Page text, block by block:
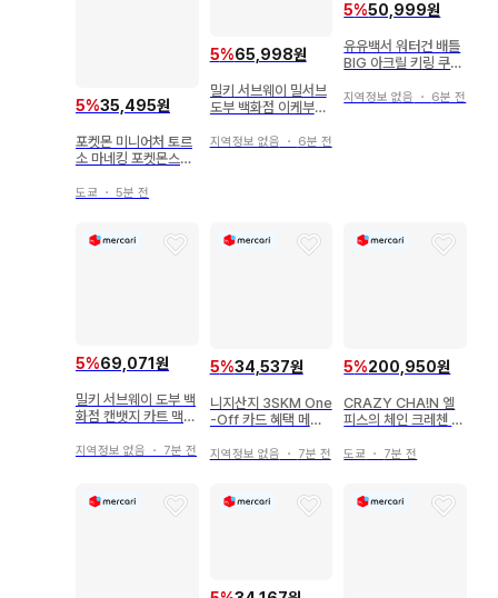
5%35,495원
포켓몬 미니어처 토르
소 마네킹 포켓몬스터
도쿄 ・ 5분 전
5%65,998원
밀키 서브웨이 밀서브
도부 백화점 이케부쿠
맥스
지역정보 없음 ・ 6분 전
5%50,999원
유유백서 워터건 배틀
BIG 아크릴 키링 쿠라
지역정보 없음 ・ 6분 전
5%69,071원
밀키 서브웨이 도부 백
화점 캔뱃지 카트 맥스
지역정보 없음 ・ 7분 전
5%34,537원
니지산지 3SKM One
-Off 카드 혜택 메인
지역정보 없음 ・ 7분 전
5%200,950원
CRAZY CHA!N 엘
피스의 체인 크레첸 스
도쿄 ・ 7분 전